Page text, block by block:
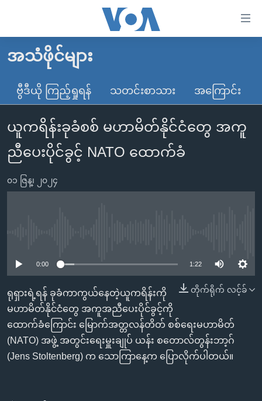
လွယ်ကူ
သည့်
များ
ပင်မ
သို့
စာမျက်နှာ
သို့
ကျော်
ကြည့်
ရန်
မူလစာမျက်နှာ
မြန်မာ
ကမ္ဘာ့သတင်းများ
နိုင်ငံတကာ
အမေရိကန်
အစ္စရေး-ပါလက်စတိုင်း
ဗွီဒီယို
သတင်းလွတ်လပ်ခွင့်
ရပ်ဝန်းတခု လမ်းတခု အလွန်
အင်္ဂလိပ်စာလေ့လာမယ်
ဗွီအိုအေ လူမှုကွန်ယက်များ
အသံဖိုင်များ
ဗွီဒီယို ကြည့်ရှုရန် သတင်းစာသား အကြောင်း
ယူကရိန်းခုခံစစ် မဟာမိတ်နိုင်ငံတွေ အကူ
ညီပေးပိုင်ခွင့် NATO ထောက်ခံ
၀၁ ဇြန္၊ ၂၀၂၄
0:00 1:22
တိုက်ရိုက် လင့်ခ်
ရုရှားရဲ့ရန် ခုခံကာကွယ်နေတဲ့ယူကရိန်းကို
မဟာမိတ်နိုင်ငံတွေ အကူအညီပေးပိုင်ခွင့်ကို
ထောက်ခံကြောင်း မြောက်အတ္တလန်တိတ် စစ်ရေးမဟာမိတ်
(NATO) အဖွဲ့ အတွင်းရေးမှူးချုပ် ယန်း စတောလ်တွန်းဘာ့ဂ်
(Jens Stoltenberg) က သောကြာနေ့က ပြောလိုက်ပါတယ်။